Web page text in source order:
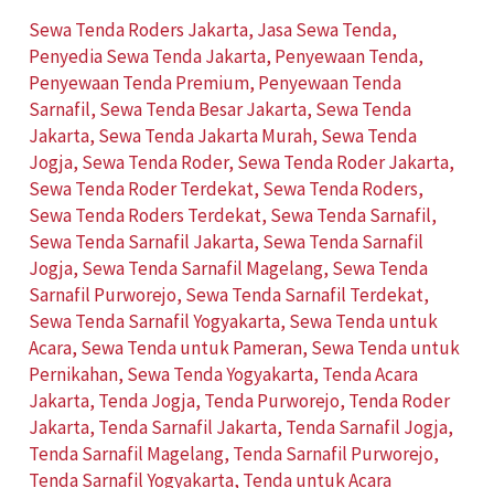
Sewa Tenda Roders Jakarta, Jasa Sewa Tenda,
Penyedia Sewa Tenda Jakarta, Penyewaan Tenda,
Penyewaan Tenda Premium, Penyewaan Tenda
Sarnafil, Sewa Tenda Besar Jakarta, Sewa Tenda
Jakarta, Sewa Tenda Jakarta Murah, Sewa Tenda
Jogja, Sewa Tenda Roder, Sewa Tenda Roder Jakarta,
Sewa Tenda Roder Terdekat, Sewa Tenda Roders,
Sewa Tenda Roders Terdekat, Sewa Tenda Sarnafil,
Sewa Tenda Sarnafil Jakarta, Sewa Tenda Sarnafil
Jogja, Sewa Tenda Sarnafil Magelang, Sewa Tenda
Sarnafil Purworejo, Sewa Tenda Sarnafil Terdekat,
Sewa Tenda Sarnafil Yogyakarta, Sewa Tenda untuk
Acara, Sewa Tenda untuk Pameran, Sewa Tenda untuk
Pernikahan, Sewa Tenda Yogyakarta, Tenda Acara
Jakarta, Tenda Jogja, Tenda Purworejo, Tenda Roder
Jakarta, Tenda Sarnafil Jakarta, Tenda Sarnafil Jogja,
Tenda Sarnafil Magelang, Tenda Sarnafil Purworejo,
Tenda Sarnafil Yogyakarta, Tenda untuk Acara